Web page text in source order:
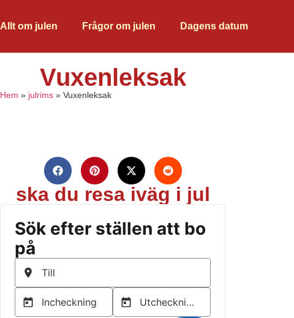
Allt om julen Frågor om julen Dagens datum
Vuxenleksak
Hem » julrims »Vuxenleksak
ska du resa iväg i jul